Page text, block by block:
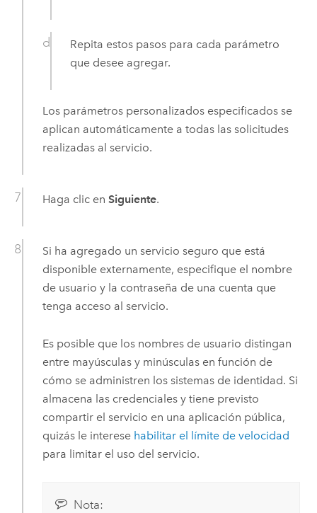
Repita estos pasos para cada parámetro
que desee agregar.
Los parámetros personalizados especificados se
aplican automáticamente a todas las solicitudes
realizadas al servicio.
Haga clic en Siguiente.
Si ha agregado un servicio seguro que está
disponible externamente, especifique el nombre
de usuario y la contraseña de una cuenta que
tenga acceso al servicio.
Es posible que los nombres de usuario distingan
entre mayúsculas y minúsculas en función de
cómo se administren los sistemas de identidad. Si
almacena las credenciales y tiene previsto
compartir el servicio en una aplicación pública,
quizás le interese habilitar el límite de velocidad
para limitar el uso del servicio.
Nota: